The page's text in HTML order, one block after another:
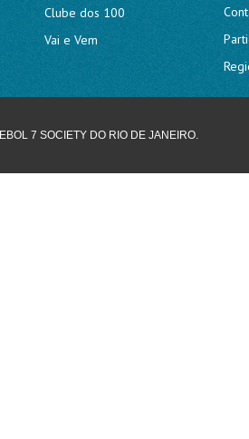
Clube dos 100
Vai e Vem
7 SOCIETY DO RIO DE JANEIRO.